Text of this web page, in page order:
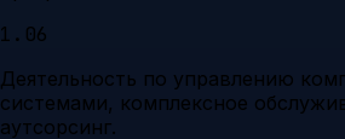
1.06
Деятельность по управлению
системами, комплексное
аутсорсинг.